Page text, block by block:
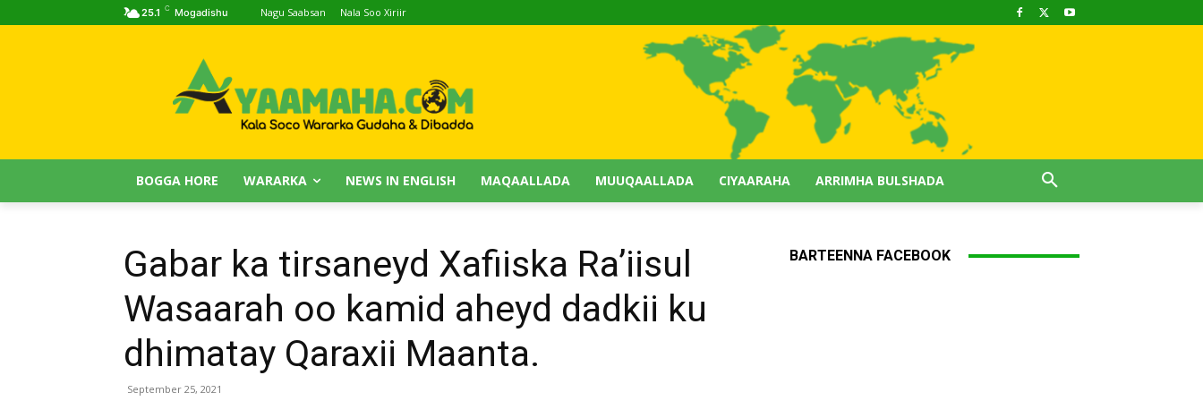
25.1 C Mogadishu Nagu Saabsan Nala Soo Xiriir
BOGGA HORE WARARKA NEWS IN ENGLISH MAQAALLADA MUUQAALLADA CIYAARAHA ARRIMHA BULSHADA
Gabar ka tirsaneyd Xafiiska Ra’iisul
Wasaarah oo kamid aheyd dadkii ku
dhimatay Qaraxii Maanta.
September 25, 2021
BARTEENNA FACEBOOK